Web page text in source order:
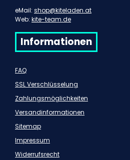
eMail: shop@kiteladen.at
Web: kite-team.de
Informationen
FAQ
SSL Verschlüsselung
Zahlungsmöglichkeiten
Versandinformationen
Sitemap
Impressum
Widerrufsrecht